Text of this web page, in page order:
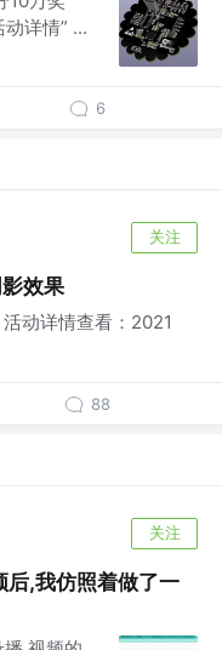
详情” ...
6
关注
效果
动详情查看：2021
88
关注
后,我仿照着做了一